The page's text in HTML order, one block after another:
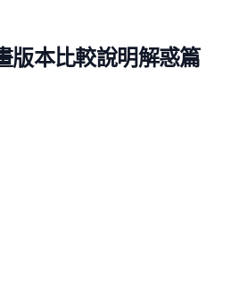
版本比較說明解惑篇